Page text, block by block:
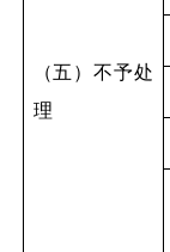
（五）不予处
理